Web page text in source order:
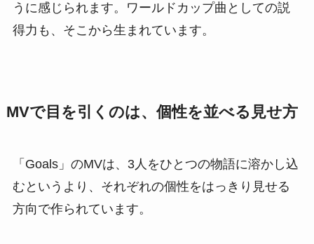
うに感じられます。ワールドカップ曲としての説
得力も、そこから生まれています。
MVで目を引くのは、個性を並べる見せ方
「Goals」のMVは、3人をひとつの物語に溶かし込
むというより、それぞれの個性をはっきり見せる
方向で作られています。